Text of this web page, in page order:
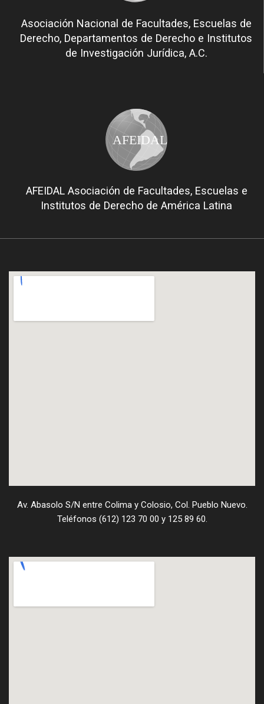
Asociación Nacional de Facultades, Escuelas de
Derecho, Departamentos de Derecho e Institutos
de Investigación Jurídica, A.C.
AFEIDAL
AFEIDAL Asociación de Facultades, Escuelas e
Institutos de Derecho de América Latina
Av. Abasolo S/N entre Colima y Colosio, Col. Pueblo Nuevo.
Teléfonos (612) 123 70 00 y 125 89 60.